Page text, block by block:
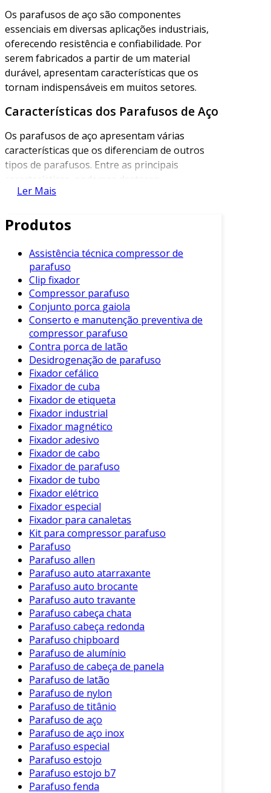
Os parafusos de aço são componentes
essenciais em diversas aplicações industriais,
oferecendo resistência e confiabilidade. Por
serem fabricados a partir de um material
durável, apresentam características que os
tornam indispensáveis em muitos setores.
Características dos Parafusos de Aço
Os parafusos de aço apresentam várias
características que os diferenciam de outros
tipos de parafusos. Entre as principais
características, podemos destacar:
suporta altos níveis de tensão e carga.
menos suscetíveis à corrosão quando
tratados corretamente.
Variedade: Disponíveis em diferentes
tamanhos, formatos e tipos de rosca,
atendendo a várias necessidades.
Facilidade de Instalação
facilmente instalados e removidos, o que
proporciona agilidade nos montagens.
Essas características garantem que os
parafusos de aço sejam aplicados em uma
ampla gama de indústrias, desde a construção
civil até a fabricação de automóveis.
Tipos de Parafuso de Aço
Os parafusos de aço se apresentam em
diversas formas, cada uma adequada a um tipo
específico de aplicação. Os principais tipos
incluem:
Parafuso Allen
acabamento de superfície liso é
necessário, pois permite a utilização de
ferramentas hexagonais.
Parafuso Autoperfurante
materiais mais espessos, elimina a
necessidade de tratamento prévio da
superfície.
Parafuso de Máquinas: Projetado para
suportar cargas pesadas em aplicações
mecânicas.
A escolha do tipo ideal deve ser feita de acordo
com a aplicação e as condições ambientais.
Aplicações dos Parafusos de Aço
Os parafusos de aço são utilizados em uma
Ler Mais
Produtos
Assistência técnica compressor de
parafuso
Clip fixador
Compressor parafuso
Conjunto porca gaiola
Conserto e manutenção preventiva de
compressor parafuso
Contra porca de latão
Desidrogenação de parafuso
Fixador cefálico
Fixador de cuba
Fixador de etiqueta
Fixador industrial
Fixador magnético
Fixador adesivo
Fixador de cabo
Fixador de parafuso
Fixador de tubo
Fixador elétrico
Fixador especial
Fixador para canaletas
Kit para compressor parafuso
Parafuso
Parafuso allen
Parafuso auto atarraxante
Parafuso auto brocante
Parafuso auto travante
Parafuso cabeça chata
Parafuso cabeça redonda
Parafuso chipboard
Parafuso de alumínio
Parafuso de cabeça de panela
Parafuso de latão
Parafuso de nylon
Parafuso de titânio
Parafuso de aço
Parafuso de aço inox
Parafuso especial
Parafuso estojo
Parafuso estojo b7
Parafuso fenda